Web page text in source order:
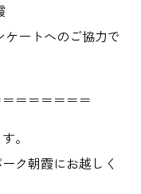
ケートへのご協力で
＝＝＝＝＝＝
。
ク朝霞にお越しく